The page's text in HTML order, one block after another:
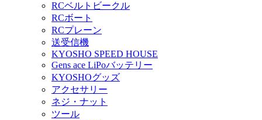
RCベルトビークル
RCボート
RCプレーン
送受信機
KYOSHO SPEED HOUSE
Gens ace LiPoバッテリー
KYOSHOグッズ
アクセサリー
ネジ・ナット
ツール